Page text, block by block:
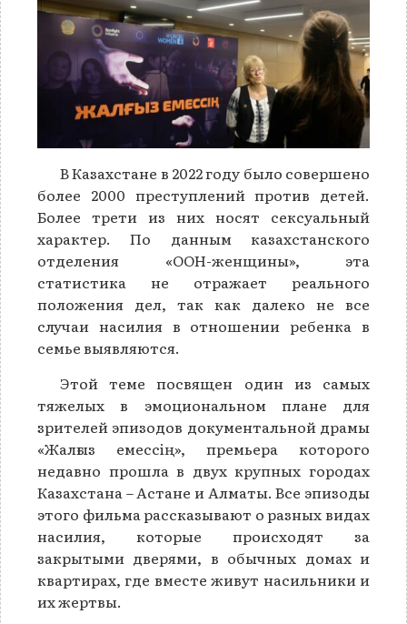
В Казахстане в 2022 году было совершено
более 2000 преступлений против детей.
Более трети из них носят сексуальный
характер. По данным казахстанского
отделения «ООН-женщины», эта
статистика не отражает реального
положения дел, так как далеко не все
случаи насилия в отношении ребенка в
семье выявляются.
Этой теме посвящен один из самых
тяжелых в эмоциональном плане для
зрителей эпизодов документальной драмы
«Жалғыз емессің», премьера которого
недавно прошла в двух крупных городах
Казахстана – Астане и Алматы. Все эпизоды
этого фильма рассказывают о разных видах
насилия, которые происходят за
закрытыми дверями, в обычных домах и
квартирах, где вместе живут насильники и
их жертвы.